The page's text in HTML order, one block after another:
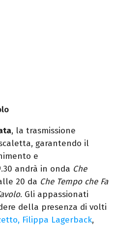
, la trasmissione
garantendo il
e
andrà in onda Che
20 da Che Tempo che Fa
. Gli appassionati
della presenza di volti
Filippa Lagerback,